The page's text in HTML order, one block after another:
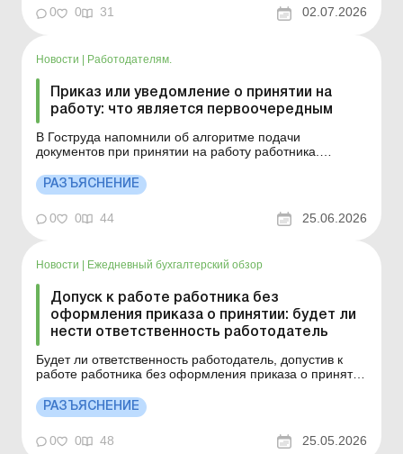
ошибку в Уведомлении ...
0 0 31 02.07.2026
Новости | Работодателям.
Приказ или уведомление о принятии на
работу: что является первоочередным
В Гоструда напомнили об алгоритме подачи
документов при принятии на работу работника.
подаем с учетом изменений Можно ли исправить
ошибку в Уведомлении о приеме на работу через
длительное время? В соответствии с требованиями
постановления КМУ от 17.06...
РАЗЪЯСНЕНИЕ
0 0 44 25.06.2026
Новости | Ежедневный бухгалтерский обзор
Допуск к работе работника без
оформления приказа о принятии: будет ли
нести ответственность работодатель
Будет ли ответственность работодатель, допустив к
работе работника без оформления приказа о принятии
ошибку в Уведомлении о приеме на работу через
длительное время? Прием и увольнение работников,
нарушивших правила воинского учета В соответствии
...
РАЗЪЯСНЕНИЕ
0 0 48 25.05.2026